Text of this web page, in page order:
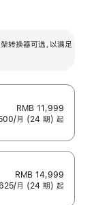
换器可选，以满足
RMB 11,999
月 (24 期) 起
RMB 14,999
月 (24 期) 起